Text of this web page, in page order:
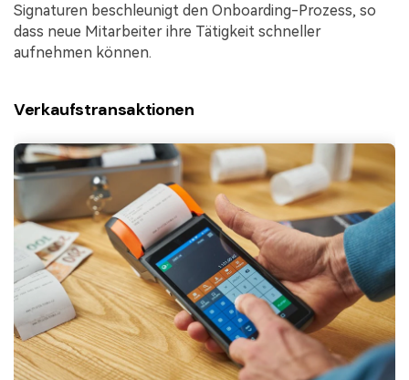
Signaturen beschleunigt den Onboarding-Prozess, so
dass neue Mitarbeiter ihre Tätigkeit schneller
aufnehmen können.
Verkaufstransaktionen